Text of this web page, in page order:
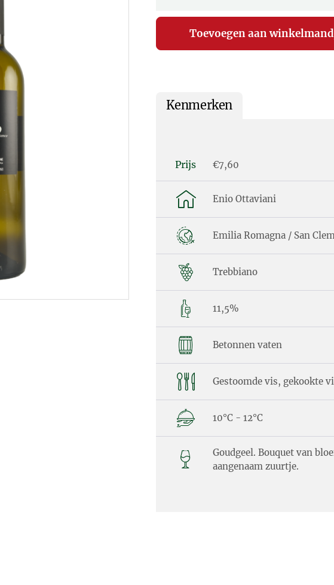
Kenmerken
Prijs €7,60
Enio Ottaviani
Emilia Romagna / San
Trebbiano
11,5%
Betonnen vaten
Gestoomde vis, gekookte
10°C - 12°C
Goudgeel. Bouquet van
aangenaam zuurtje.